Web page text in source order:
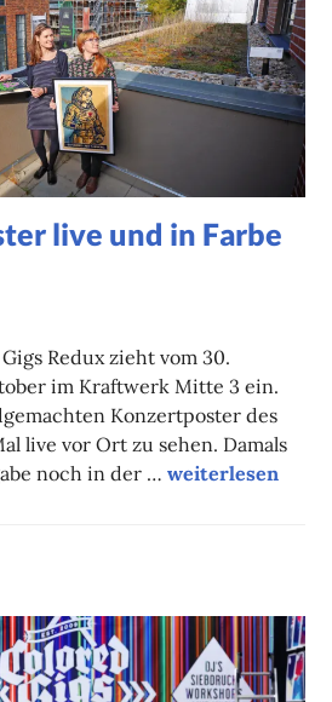
live und in Farbe
Redux zieht vom 30.
im Kraftwerk Mitte 3 ein.
Konzertposter des
live vor Ort zu sehen. Damals
noch in der …Siebdruckposter
weiterlesen